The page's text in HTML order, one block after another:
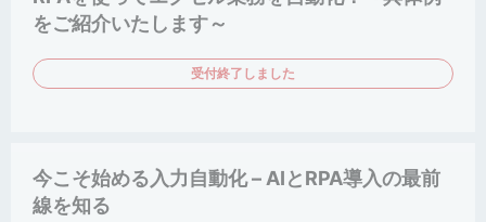
をご紹介いたします～
受付終了しました
今こそ始める入力自動化 – AIとRPA導入の最前
線を知る